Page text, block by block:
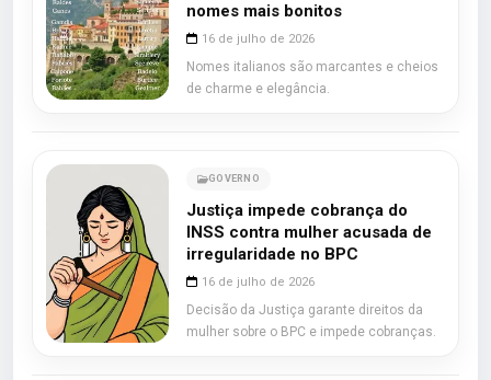
nomes mais bonitos
16 de julho de 2026
Nomes italianos são marcantes e cheios
de charme e elegância.
GOVERNO
Justiça impede cobrança do
INSS contra mulher acusada de
irregularidade no BPC
16 de julho de 2026
Decisão da Justiça garante direitos da
mulher sobre o BPC e impede cobranças.